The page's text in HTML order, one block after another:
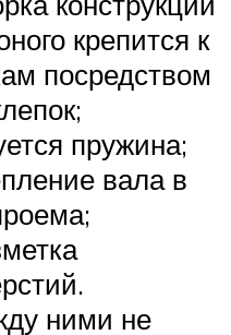
крепится к
посредством
пружина;
вала в
ними не